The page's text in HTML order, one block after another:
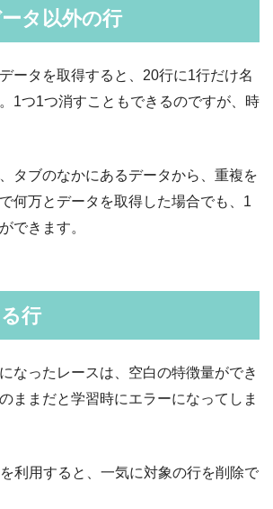
タ以外の行
ータを取得すると、20行に1行だけ名
1つ1つ消すこともできるのですが、時
タブのなかにあるデータから、重複を
何万とデータを取得した場合でも、1
できます。
行
なったレースは、空白の特徴量ができ
ままだと学習時にエラーになってしま
利用すると、一気に対象の行を削除で